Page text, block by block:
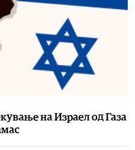
на Израел од Газа